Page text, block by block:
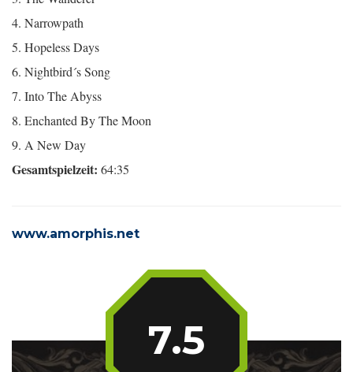
4. Narrowpath
5. Hopeless Days
6. Nightbird´s Song
7. Into The Abyss
8. Enchanted By The Moon
9. A New Day
Gesamtspielzeit: 64:35
www.amorphis.net
7.5